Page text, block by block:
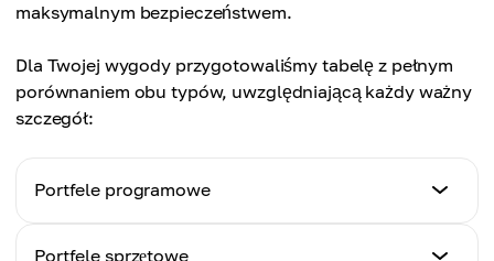
maksymalnym bezpieczeństwem.
Dla Twojej wygody przygotowaliśmy tabelę z pełnym
porównaniem obu typów, uwzględniającą każdy ważny
szczegół:
Portfele programowe
Charakterystyka
Portfele sprzętowe